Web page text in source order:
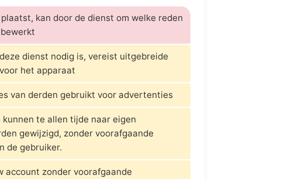
kan door de dienst om welke reden
dienst nodig is, vereist uitgebreide
het apparaat
van derden gebruikt voor advertenties
kunnen te allen tijde naar eigen
gewijzigd, zonder voorafgaande
de gebruiker.
account zonder voorafgaande